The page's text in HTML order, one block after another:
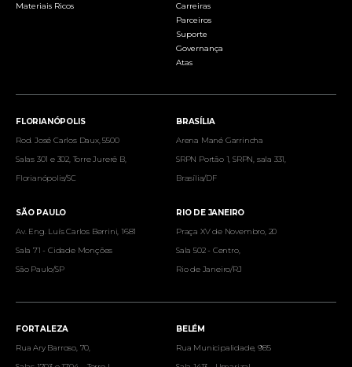
Materiais Ricos
Carreiras
Parceiros
Suporte
Governança
Atas
FLORIANÓPOLIS
Rod. José Carlos Daux, 5500
Salas 301 e 302, Torre Jurerê B,
Florianópolis/SC
BRASÍLIA
Arena Mané Garrincha
SRPN Portão 1, SRPN, sala 331,
Brasília/DF
SÃO PAULO
Av. Eng. Luís Carlos Berrini, 1681
Sala 71 - Cidade Monções
São Paulo/SP
RIO DE JANEIRO
Praça XV de Novembro, 20
Sala 502 - Centro,
Rio de Janeiro/RJ
FORTALEZA
Rua Ary Barroso, 70,
BELÉM
Rua Municipalidade, 985